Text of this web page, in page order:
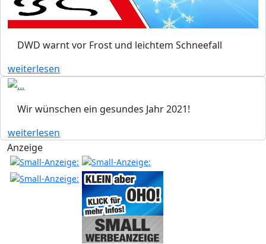
DWD warnt vor Frost und leichtem Schneefall
weiterlesen
Wir wünschen ein gesundes Jahr 2021!
weiterlesen
Anzeige